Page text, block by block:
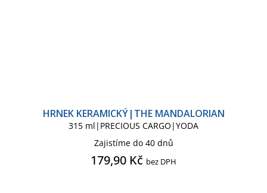
HRNEK KERAMICKÝ|THE MANDALORIAN
315 ml|PRECIOUS CARGO|YODA
Zajistíme do 40 dnů
179,90 Kč bez DPH